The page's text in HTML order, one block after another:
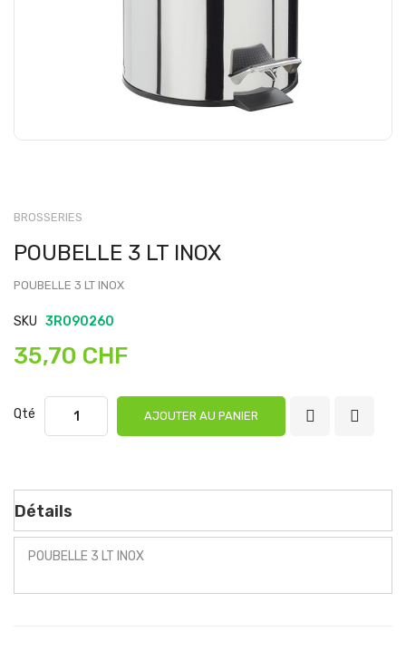
BROSSERIES
POUBELLE 3 LT INOX
POUBELLE 3 LT INOX
SKU 3RO90260
35,70 CHF
Qté AJOUTER AU PANIER
Détails
POUBELLE 3 LT INOX